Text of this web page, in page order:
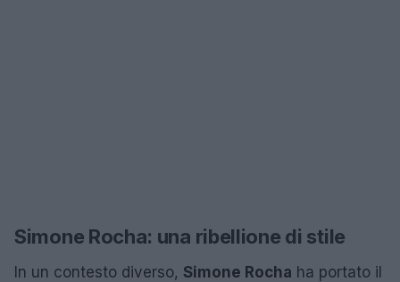
Simone Rocha: una ribellione di stile
In un contesto diverso, Simone Rocha ha portato il